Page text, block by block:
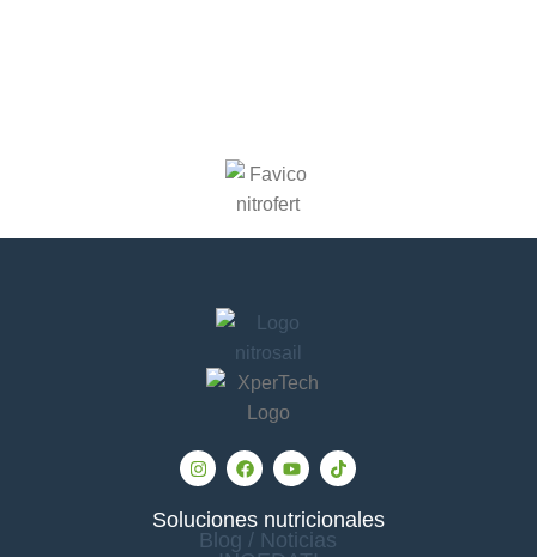
Soluciones nutricionales
Blog / Noticias